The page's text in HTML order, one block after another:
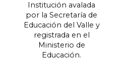
Institución avalada
por la Secretaría de
Educación del Valle y
registrada en el
Ministerio de
Educación.